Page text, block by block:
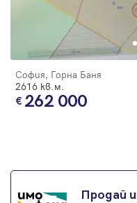
София, Горна Баня
2616 кв.м.
262 000
Продай